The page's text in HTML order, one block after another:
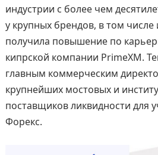
индустрии с более чем
у крупных брендов, в том числе
получила повышение по
кипрской компании PrimeXM.
главным коммерческим
крупнейших мостовых и
поставщиков ликвидности для
Форекс.